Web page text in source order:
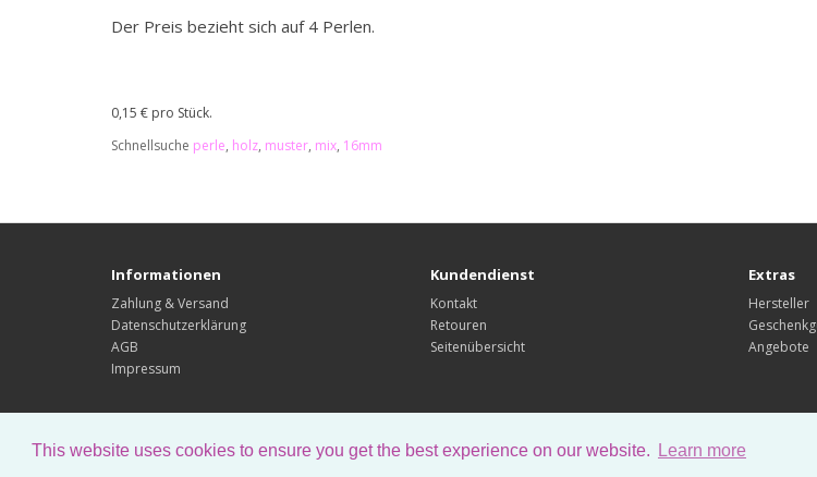
This website uses cookies to ensure you get the best experience on our website. Learn more
Der Preis bezieht sich auf 4 Perlen.
0,15 € pro Stück.
Schnellsuche perle, holz, muster, mix, 16mm
Informationen
Zahlung & Versand
Datenschutzerklärung
AGB
Impressum
Kundendienst
Kontakt
Retouren
Seitenübersicht
Extras
Hersteller
Angebote